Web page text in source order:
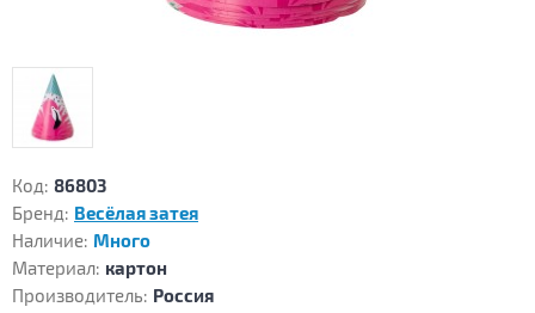
Код: 86803
Бренд: Весёлая затея
Наличие: Много
Материал: картон
Производитель: Россия